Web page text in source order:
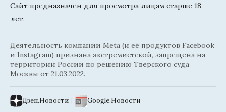
Сайт предназначен для просмотра лицам старше 18
лет.
Деятельность компании Meta (и её продуктов Facebook
и Instagram) признана экстремистской, запрещена на
территории России по решению Тверского суда
Москвы от 21.03.2022.
Дзен.Новости | Google.Новости